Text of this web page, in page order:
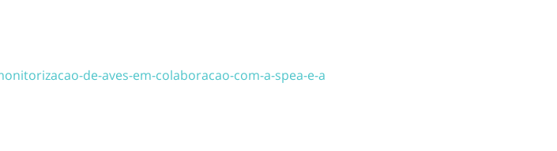
de-aves-em-colaboracao-com-a-spea-e-a